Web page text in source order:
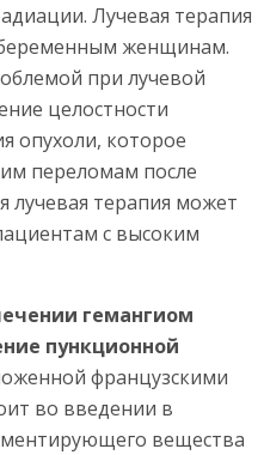
Лучевая терапия
женщинам.
при лучевой
целостности
опухоли, которое
переломам после
лучевая терапия может
с высоким
гемангиом
пункционной
французскими
во введении в
вещества